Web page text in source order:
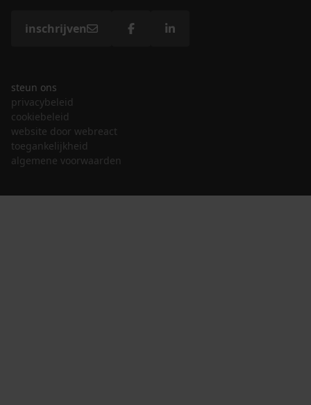
inschrijven
steun ons
privacybeleid
cookiebeleid
website door webreact
toegankelijkheid
algemene voorwaarden